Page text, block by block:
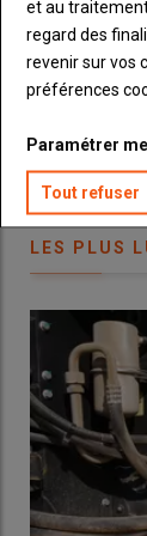
trouver des
c’est facile de
généralement
Lire
LES PLUS
et au
regard des
revenir sur vos
préférences
Paramétrer
Tout refuser